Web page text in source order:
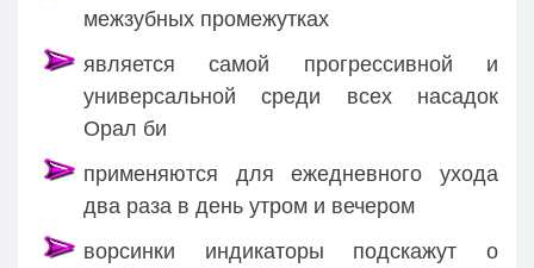
межзубных промежутках
является самой прогрессивной и
универсальной среди всех насадок
Орал би
применяются для ежедневного ухода
два раза в день утром и вечером
ворсинки индикаторы подскажут о